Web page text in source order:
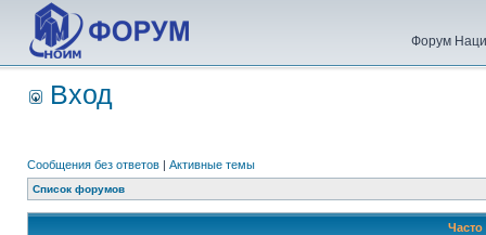
Форум
Вход
Сообщения без ответов | Активные темы
Список форумов